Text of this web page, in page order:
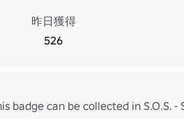
昨日獲得
526
badge can be collected in S.O.S. -